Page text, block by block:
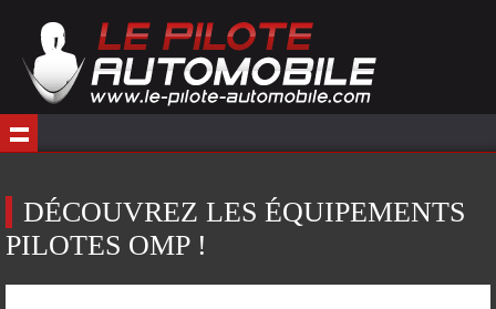
DÉCOUVREZ LES ÉQUIPEMENTS
PILOTES OMP !